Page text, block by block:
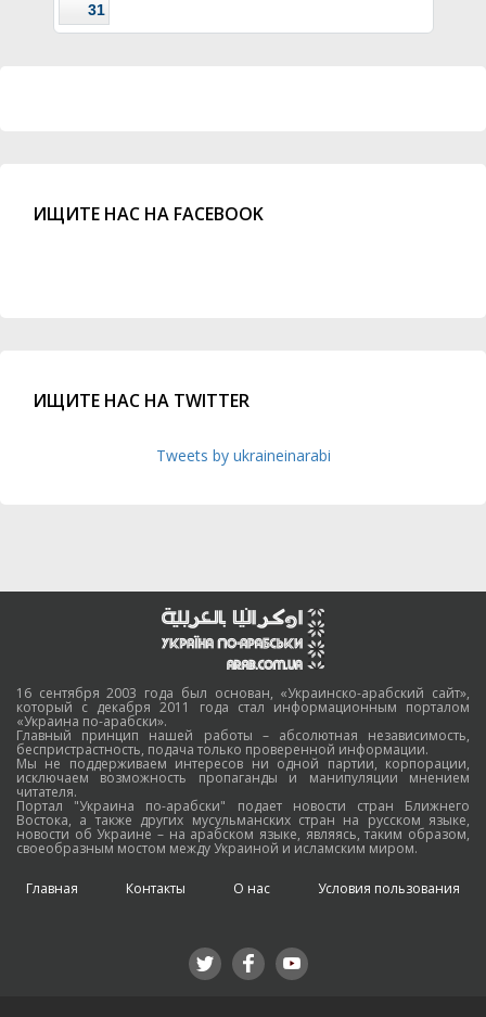
31
ИЩИТЕ НАС НА FACEBOOK
ИЩИТЕ НАС НА TWITTER
Tweets by ukraineinarabi
16 сентября 2003 года был основан, «Украинско-арабский сайт»,
который с декабря 2011 года стал информационным порталом
«Украина по-арабски».
Главный принцип нашей работы – абсолютная независимость,
беспристрастность, подача только проверенной информации.
Мы не поддерживаем интересов ни одной партии, корпорации,
исключаем возможность пропаганды и манипуляции мнением
читателя.
Портал "Украина по-арабски" подает новости стран Ближнего
Востока, а также других мусульманских стран на русском языке,
новости об Украине – на арабском языке, являясь, таким образом,
своеобразным мостом между Украиной и исламским миром.
Главная Контакты О нас Условия пользования